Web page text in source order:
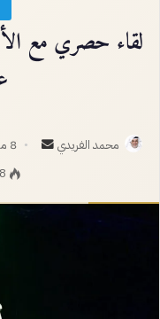
لقاء حصري مع
محمد الفريدي
أرسل 8 مايو، 2026